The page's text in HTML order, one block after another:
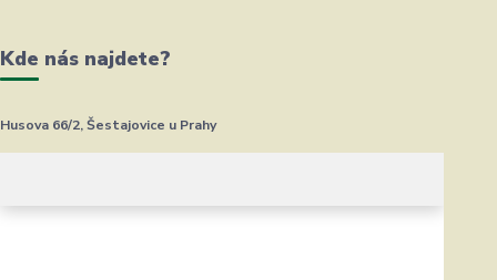
Kde nás najdete?
Husova 66/2, Šestajovice u Prahy